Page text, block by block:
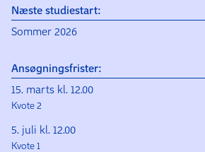
Næste studiestart:
Sommer 2026
Ansøgningsfrister:
15. marts kl. 12.00
Kvote 2
5. juli kl. 12.00
Kvote 1